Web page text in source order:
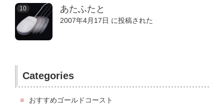
あたふたと
2007年4月17日 に投稿された
Categories
おすすめゴールドコースト